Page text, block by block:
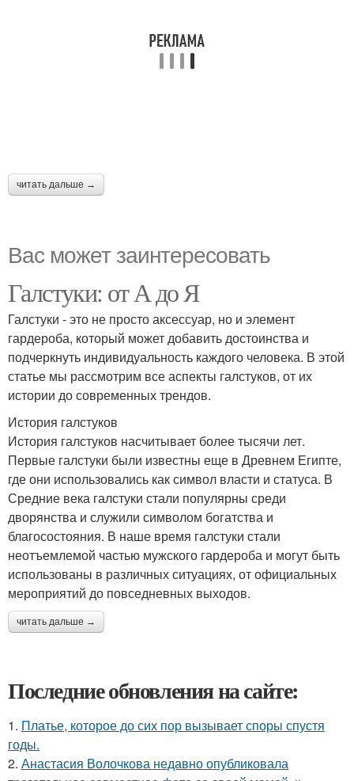
читать дальше →
Вас может заинтересовать
Галстуки: от А до Я
Галстуки - это не просто аксессуар, но и элемент
гардероба, который может добавить достоинства и
подчеркнуть индивидуальность каждого человека. В этой
статье мы рассмотрим все аспекты галстуков, от их
истории до современных трендов.
История галстуков
История галстуков насчитывает более тысячи лет.
Первые галстуки были известны еще в Древнем Египте,
где они использовались как символ власти и статуса. В
Средние века галстуки стали популярны среди
дворянства и служили символом богатства и
благосостояния. В наше время галстуки стали
неотъемлемой частью мужского гардероба и могут быть
использованы в различных ситуациях, от официальных
мероприятий до повседневных выходов.
читать дальше →
Последние обновления на сайте:
1. Платье, которое до сих пор вызывает споры спустя
годы.
2. Анастасия Волочкова недавно опубликовала